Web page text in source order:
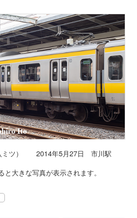
ミツ） 2014年5月27日 市川駅
と大きな写真が表示されます。